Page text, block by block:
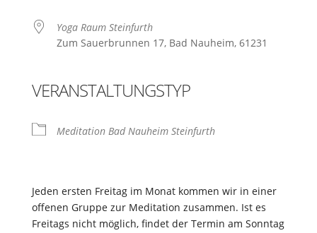
Yoga Raum Steinfurth
Zum Sauerbrunnen 17, Bad Nauheim, 61231
VERANSTALTUNGSTYP
Meditation Bad Nauheim Steinfurth
Jeden ersten Freitag im Monat kommen wir in einer
offenen Gruppe zur Meditation zusammen. Ist es
Freitags nicht möglich, findet der Termin am Sonntag